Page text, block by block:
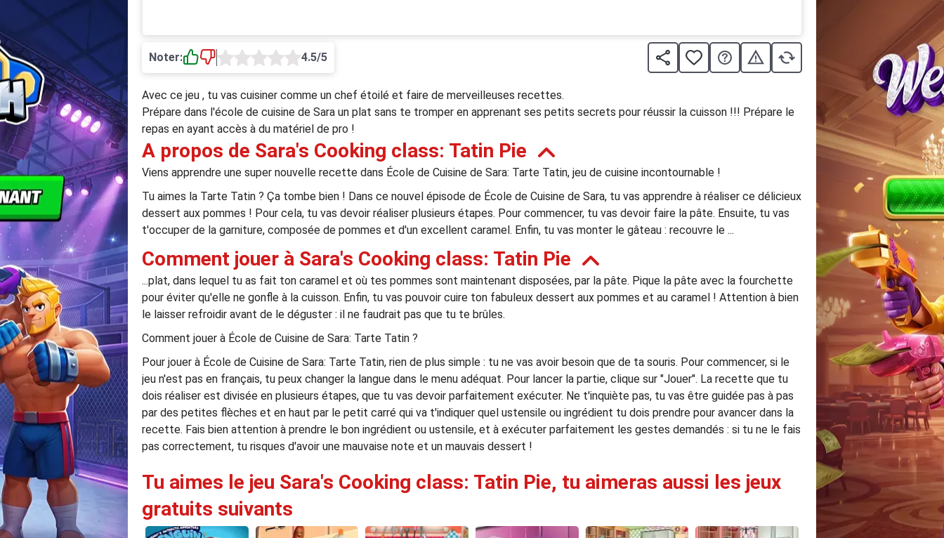
Noter: 4.5/5
Avec ce jeu , tu vas cuisiner comme un chef étoilé et faire de merveilleuses recettes.
Prépare dans l'école de cuisine de Sara un plat sans te tromper en apprenant ses petits secrets pour réussir la cuisson !!! Prépare le
repas en ayant accès à du matériel de pro !
A propos de Sara's Cooking class: Tatin Pie
Viens apprendre une super nouvelle recette dans École de Cuisine de Sara: Tarte Tatin, jeu de cuisine incontournable !
Tu aimes la Tarte Tatin ? Ça tombe bien ! Dans ce nouvel épisode de École de Cuisine de Sara, tu vas apprendre à réaliser ce délicieux
dessert aux pommes ! Pour cela, tu vas devoir réaliser plusieurs étapes. Pour commencer, tu vas devoir faire la pâte. Ensuite, tu vas
t'occuper de la garniture, composée de pommes et d'un excellent caramel. Enfin, tu vas monter le gâteau : recouvre le ...
Comment jouer à Sara's Cooking class: Tatin Pie
...plat, dans lequel tu as fait ton caramel et où tes pommes sont maintenant disposées, par la pâte. Pique la pâte avec la fourchette
pour éviter qu'elle ne gonfle à la cuisson. Enfin, tu vas pouvoir cuire ton fabuleux dessert aux pommes et au caramel ! Attention à bien
le laisser refroidir avant de le déguster : il ne faudrait pas que tu te brûles.
Comment jouer à École de Cuisine de Sara: Tarte Tatin ?
Pour jouer à École de Cuisine de Sara: Tarte Tatin, rien de plus simple : tu ne vas avoir besoin que de ta souris. Pour commencer, si le
jeu n'est pas en français, tu peux changer la langue dans le menu adéquat. Pour lancer la partie, clique sur "Jouer". La recette que tu
dois réaliser est divisée en plusieurs étapes, que tu vas devoir parfaitement exécuter. Ne t'inquiète pas, tu vas être guidée pas à pas
par des petites flèches et en haut par le petit carré qui va t'indiquer quel ustensile ou ingrédient tu dois prendre pour avancer dans la
recette. Fais bien attention à prendre le bon ingrédient ou ustensile, et à exécuter parfaitement les gestes demandés : si tu ne le fais
pas correctement, tu risques d'avoir une mauvaise note et un mauvais dessert !
Tu aimes le jeu Sara's Cooking class: Tatin Pie, tu aimeras aussi les jeux
gratuits suivants